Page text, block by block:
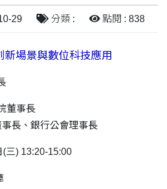
29 分類 : 點閱 : 838
新場景與數位科技應用
董事長
、銀行公會理事長
三) 13:20-15:00